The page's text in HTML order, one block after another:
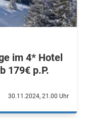
im 4* Hotel
179€ p.P.
30.11.2024, 21.00 Uhr